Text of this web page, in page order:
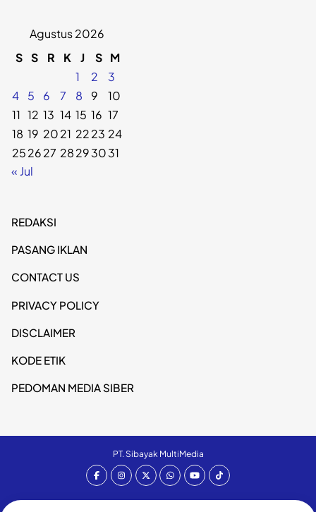
Agustus 2026
S S R K J S M
1
2
3
4
5 6 7 8 9
10
11 12 13 14 15 16 17
18 19 2021 2223 24
252627 28293031
« Jul
REDAKSI
PASANG IKLAN
CONTACT US
PRIVACY POLICY
DISCLAIMER
KODE ETIK
PEDOMAN MEDIA SIBER
PT. Sibayak MultiMedia